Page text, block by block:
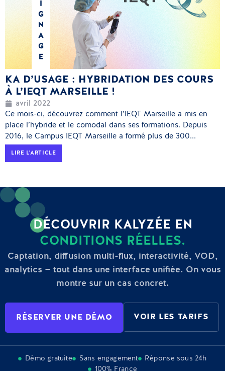
KA D’USAGE : HYBRIDATION DES COURS
À L’IEQT MARSEILLE !
avril 2022
Ce mois-ci, découvrez comment l’IEQT Marseille a mis en
place l’hybride et le comodal dans ses formations. Depuis
2016, le Campus IEQT Marseille a formé plus de 300...
LIRE L'ARTICLE
DÉCOUVRIR KALYZÉE EN
CONDITIONS RÉELLES.
Captation, diffusion multi-flux, interactivité, VOD,
analytics — tout dans une interface unifiée. On vous
montre sur un cas concret.
RÉSERVER UNE DÉMO VOIR LES TARIFS
Démo gratuite Sans engagement
Réponse sous 24h
100% France